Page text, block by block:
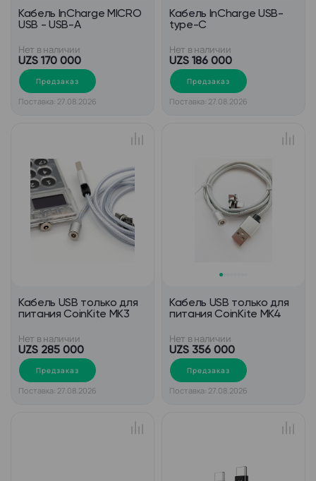
Кабель InCharge MICRO
USB - USB-A
Нет в наличии
UZS 170 000
Предзаказ
Поставка: 27.08.2026
Кабель InCharge USB-
type-C
Нет в наличии
UZS 186 000
Предзаказ
Поставка: 27.08.2026
Кабель USB только для
питания CoinKite MK3
Нет в наличии
UZS 285 000
Предзаказ
Поставка: 27.08.2026
Кабель USB только для
питания CoinKite MK4
Нет в наличии
UZS 356 000
Предзаказ
Поставка: 27.08.2026